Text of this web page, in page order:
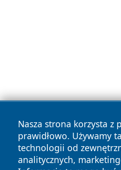
Nasza strona korzysta z
prawidłowo. Używamy
technologii od
analitycznych,